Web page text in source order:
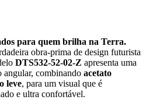
para quem brilha na Terra.
obra-prima de design futurista
DTS532-52-02-Z apresenta uma
angular, combinando acetato
leve, para um visual que é
e ultra confortável.